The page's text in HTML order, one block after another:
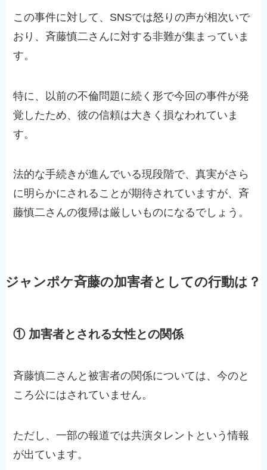
この事件に対して、SNSでは怒りの声が相次いで
おり、斉藤慎二さんに対する非難が集まっていま
す。
特に、以前の不倫問題に続く形で今回の事件が発
覚したため、彼の信頼は大きく損なわれていま
す。
法的な手続きが進んでいる現段階で、真実がさら
に明らかにされることが期待されていますが、斉
藤慎二さんの復帰は厳しいものになるでしょう。
ジャンポケ斉藤の加害者としての行動は？
① 加害者とされる女性との関係
斉藤慎二さんと被害者の関係については、今のと
ころ公にはされていません。
ただし、一部の報道では共演タレントという情報
が出ています。